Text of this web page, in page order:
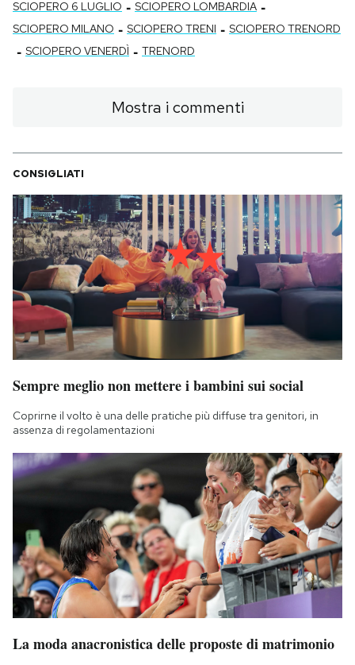
SCIOPERO 6 LUGLIO - SCIOPERO LOMBARDIA -
SCIOPERO MILANO - SCIOPERO TRENI - SCIOPERO TRENORD
- SCIOPERO VENERDÌ - TRENORD
Mostra i commenti
CONSIGLIATI
Sempre meglio non mettere i bambini sui social
Coprirne il volto è una delle pratiche più diffuse tra genitori, in
assenza di regolamentazioni
La moda anacronistica delle proposte di matrimonio